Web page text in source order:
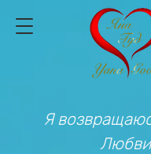
Я
Любви